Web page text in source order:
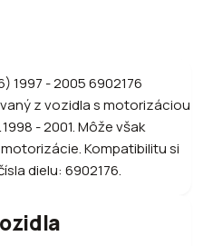
1997 - 2005 6902176
z vozidla s motorizáciou
1998 - 2001. Môže však
Kompatibilitu si
dielu: 6902176.